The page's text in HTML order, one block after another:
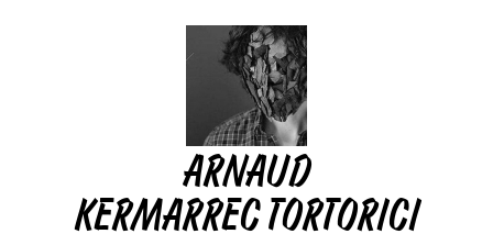
ARNAUD
KERMARREC TORTORICI